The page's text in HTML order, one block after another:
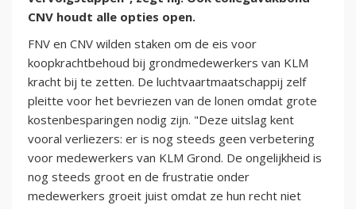
CNV houdt alle opties open.
FNV en CNV wilden staken om de eis voor
koopkrachtbehoud bij grondmedewerkers van KLM
kracht bij te zetten. De luchtvaartmaatschappij zelf
pleitte voor het bevriezen van de lonen omdat grote
kostenbesparingen nodig zijn. "Deze uitslag kent
vooral verliezers: er is nog steeds geen verbetering
voor medewerkers van KLM Grond. De ongelijkheid is
nog steeds groot en de frustratie onder
medewerkers groeit juist omdat ze hun recht niet